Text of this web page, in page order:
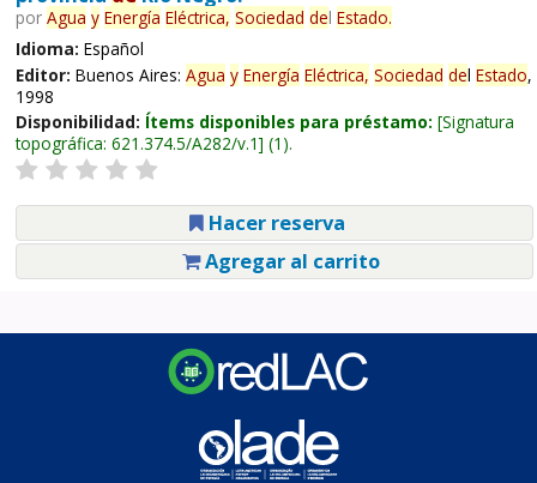
por Agua y Energía Eléctrica, Sociedad del Estado.
Idioma: Español
Editor: Buenos Aires: Agua y Energía Eléctrica, Sociedad del Estado,
1998
Disponibilidad: Ítems disponibles para préstamo: Signatura
topográfica: 621.374.5/A282/v.1 (1).
Hacer reserva
Agregar al carrito